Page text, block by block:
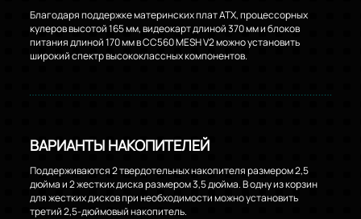
Благодаря поддержке материнских плат ATX, процессорных
кулеров высотой 165 мм, видеокарт длиной 370 мм и блоков
питания длиной 170 мм в CC560 MESH V2 можно установить
широкий спектр высококлассных компонентов.
ВАРИАНТЫ НАКОПИТЕЛЕЙ
Поддерживаются 2 твердотельных накопителя размером 2,5
дюйма и 2 жестких диска размером 3,5 дюйма. В одну из корзин
для жестких дисков при необходимости можно установить
третий 2,5-дюймовый накопитель.